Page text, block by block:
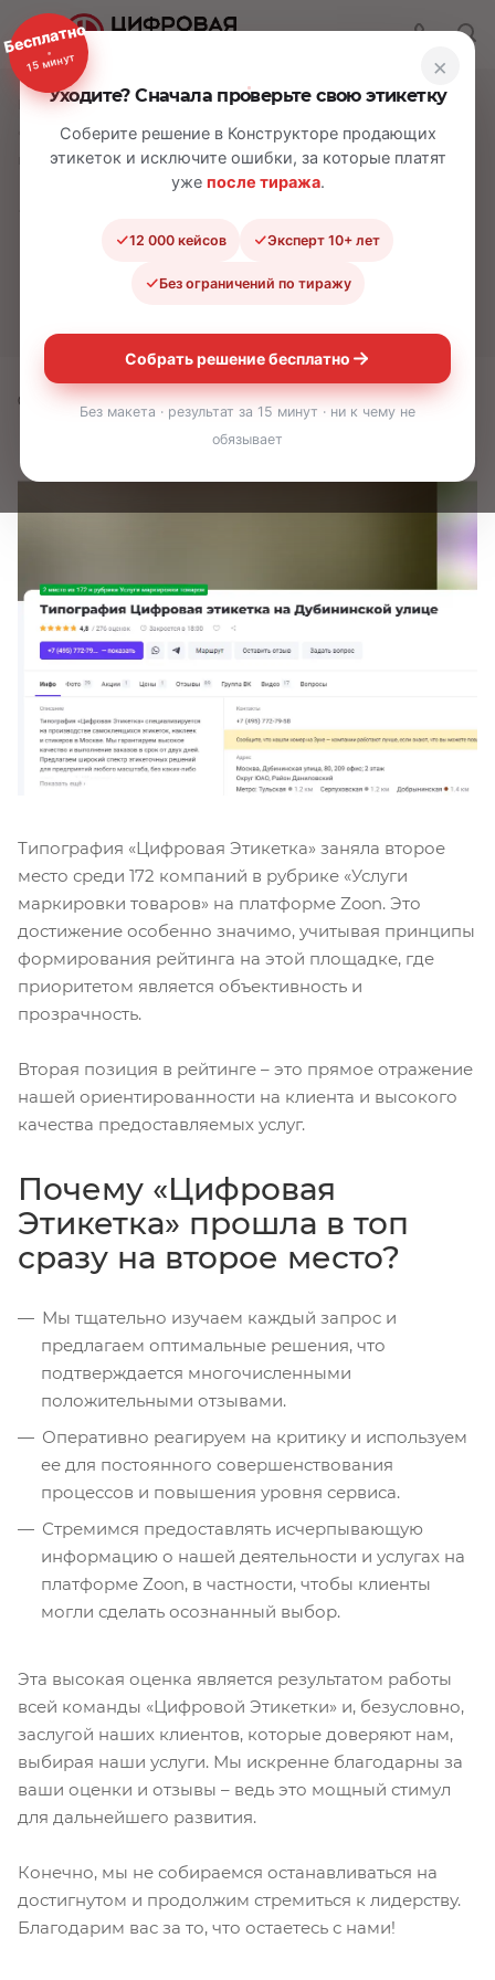
Главная — О компании — Новости —
«Цифровая Этикетка» – в ТОП-2 услуг маркировки товаров по
версии Zoon!
в ТОП-2 услуг
маркировки товаров по
версии Zoon!
01.10.2025
Типография «Цифровая Этикетка» заняла второе
место среди 172 компаний в рубрике «Услуги
маркировки товаров» на платформе Zoon. Это
достижение особенно значимо, учитывая принципы
формирования рейтинга на этой площадке, где
приоритетом является объективность и
прозрачность.
Вторая позиция в рейтинге – это прямое отражение
нашей ориентированности на клиента и высокого
качества предоставляемых услуг.
Почему «Цифровая
Этикетка» прошла в топ
сразу на второе место?
Мы тщательно изучаем каждый запрос и
предлагаем оптимальные решения, что
подтверждается многочисленными
положительными отзывами.
Оперативно реагируем на критику и используем
ее для постоянного совершенствования
процессов и повышения уровня сервиса.
Стремимся предоставлять исчерпывающую
информацию о нашей деятельности и услугах на
платформе Zoon, в частности, чтобы клиенты
могли сделать осознанный выбор.
Эта высокая оценка является результатом работы
всей команды «Цифровой Этикетки» и, безусловно,
заслугой наших клиентов, которые доверяют нам,
выбирая наши услуги. Мы искренне благодарны за
ваши оценки и отзывы – ведь это мощный стимул
для дальнейшего развития.
Конечно, мы не собираемся останавливаться на
достигнутом и продолжим стремиться к лидерству.
Благодарим вас за то, что остаетесь с нами!
Бесплатно
15 минут ×
Уходите? Сначала проверьте свою этикетку
Соберите решение в Конструкторе продающих
этикеток и исключите ошибки, за которые платят
уже после тиража.
12 000 кейсов Эксперт 10+ лет
Без ограничений по тиражу
Собрать решение бесплатно
Без макета · результат за 15 минут · ни к чему не
обязывает